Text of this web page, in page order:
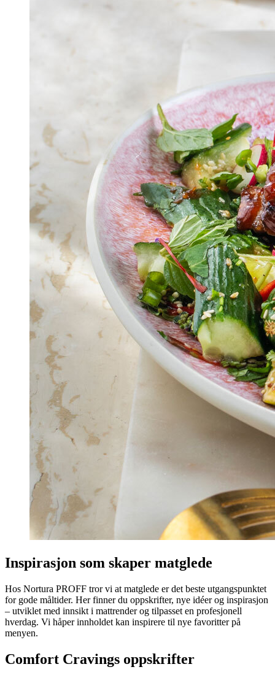
Inspirasjon som skaper matglede
Hos Nortura PROFF tror vi at matglede er det beste utgangspunktet
for gode måltider. Her finner du oppskrifter, nye idéer og inspirasjon
– utviklet med innsikt i mattrender og tilpasset en profesjonell
hverdag. Vi håper innholdet kan inspirere til nye favoritter på
menyen.
Comfort Cravings oppskrifter